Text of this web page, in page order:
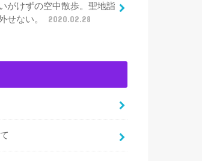
がけずの空中散歩。聖地詣
せない。
2020.02.28